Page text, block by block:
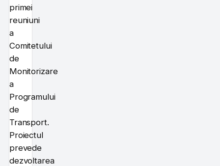
primei
reuniuni
a
Comitetului
de
Monitorizare
a
Programului
de
Transport.
Proiectul
prevede
dezvoltarea